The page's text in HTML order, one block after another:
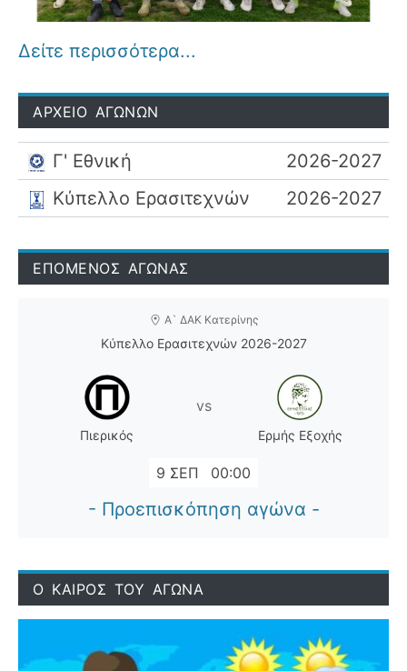
Δείτε περισσότερα...
ΑΡΧΕΙΟ ΑΓΩΝΩΝ
Γ' Εθνική
2026-2027
Κύπελλο Ερασιτεχνών
2026-2027
ΕΠΟΜΕΝΟΣ ΑΓΩΝΑΣ
Α` ΔΑΚ Κατερίνης
Κύπελλο Ερασιτεχνών 2026-2027
Πιερικός
vs
Ερμής Εξοχής
9 ΣΕΠ 00:00
- Προεπισκόπηση αγώνα -
Ο ΚΑΙΡΟΣ ΤΟΥ ΑΓΩΝΑ